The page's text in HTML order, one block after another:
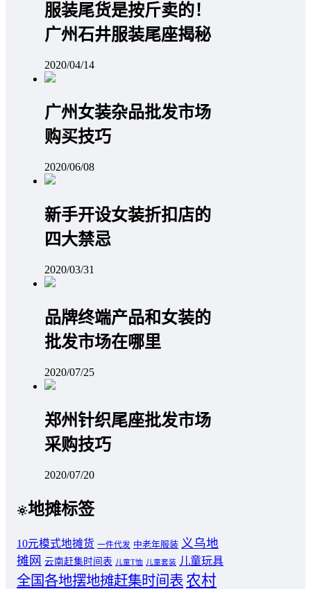
服装尾货是按斤卖的！
广州石井服装尾座揭秘
2020/04/14
广州女装杂品批发市场
购买技巧
2020/06/08
新手开设女装折扣店的
四大禁忌
2020/03/31
品牌终端产品和女装的
批发市场在哪里
2020/07/25
郑州针织尾座批发市场
采购技巧
2020/07/20
地摊标签
10元模式地摊货 一件代发 中老年服装 义乌地
摊网 云南赶集时间表 儿童T恤 儿童套装 儿童玩具
全国各地摆地摊赶集时间表 农村